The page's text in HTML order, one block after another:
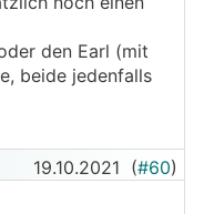
den Earl (mit
beide jedenfalls
19.10.2021 (#60)